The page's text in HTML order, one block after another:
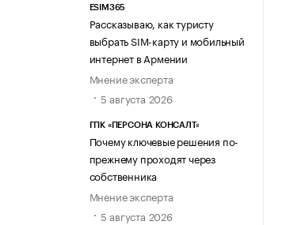
ESIM365
Рассказываю, как туристу
выбрать SIM-карту и мобильный
интернет в Армении
Мнение эксперта
5 августа 2026
ГПК «ПЕРСОНА КОНСАЛТ»
Почему ключевые решения по-
прежнему проходят через
собственника
Мнение эксперта
5 августа 2026